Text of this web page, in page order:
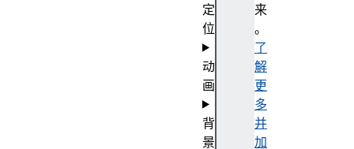
来
。
了
解
更
多
并
加
定
位
动
画
背
景